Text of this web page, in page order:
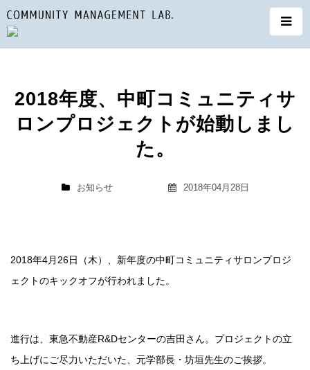
2018年度、中町コミュニティサ
ロンプロジェクトが始動しまし
た。
お知らせ 2018年04月28日
2018年4月26日（木）、新年度の中町コミュニティサロンプロジ
ェクトのキックオフが行われました。
進行は、東急不動産R&Dセンターの吉田さん。プロジェクトの立
ち上げにご尽力いただいた、元学部長・坊垣先生のご挨拶。